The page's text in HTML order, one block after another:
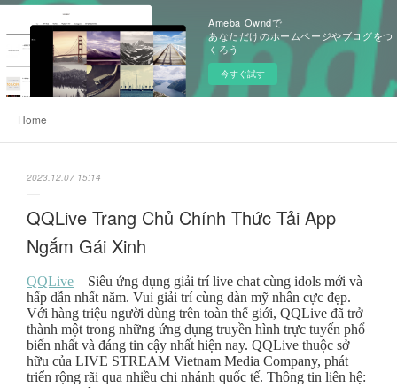
Ameba Owndで
あなただけのホームページやブログをつ
くろう
今すぐ試す
Home
2023.12.07 15:14
QQLive Trang Chủ Chính Thức Tải App
Ngắm Gái Xinh